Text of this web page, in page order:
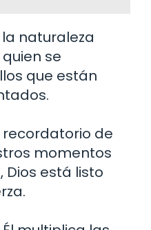
naturaleza
se
que están
recordatorio de
momentos
está listo